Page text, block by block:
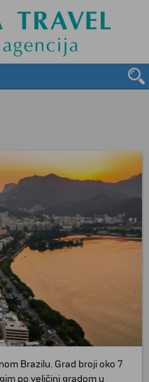
Brazilu. Grad broji oko 7
po veličini gradom u